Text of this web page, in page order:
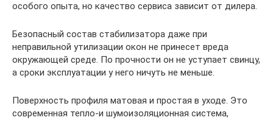
особого опыта, но качество сервиса зависит от дилера.
Безопасный состав стабилизатора даже при
неправильной утилизации окон не принесет вреда
окружающей среде. По прочности он не уступает свинцу,
а сроки эксплуатации у него ничуть не меньше.
Поверхность профиля матовая и простая в уходе. Это
современная тепло-и шумоизоляционная система,